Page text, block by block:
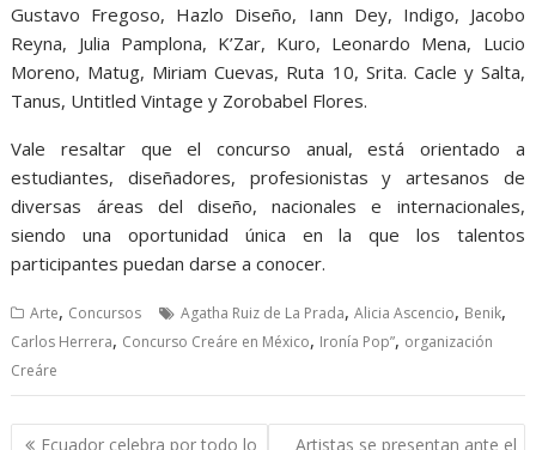
Gustavo Fregoso, Hazlo Diseño, Iann Dey, Indigo, Jacobo
Reyna, Julia Pamplona, K’Zar, Kuro, Leonardo Mena, Lucio
Moreno, Matug, Miriam Cuevas, Ruta 10, Srita. Cacle y Salta,
Tanus, Untitled Vintage y Zorobabel Flores.
Vale resaltar que el concurso anual, está orientado a
estudiantes, diseñadores, profesionistas y artesanos de
diversas áreas del diseño, nacionales e internacionales,
siendo una oportunidad única en la que los talentos
participantes puedan darse a conocer.
Arte, Concursos Agatha Ruiz de La Prada,Alicia Ascencio, Benik,
Carlos Herrera, Concurso Creáre en México, Ironía Pop”, organización
Creáre
Navegación
Ecuador celebra por todo lo
Artistas se presentan ante el